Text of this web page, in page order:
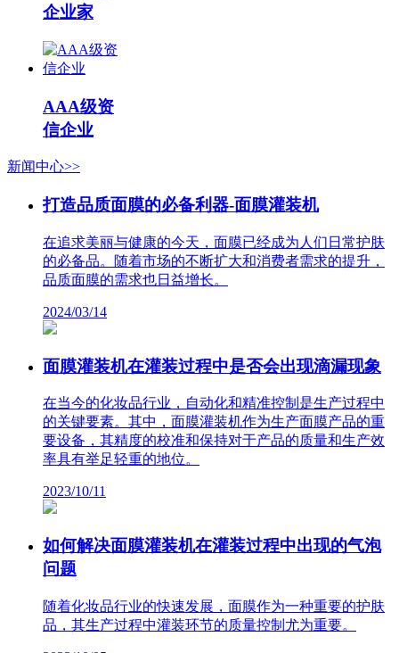
企业家
AAA级资
信企业
新闻中心>>
打造品质面膜的必备利器-面膜灌装机
在追求美丽与健康的今天，面膜已经成为人们日常护肤
的必备品。随着市场的不断扩大和消费者需求的提升，
品质面膜的需求也日益增长。
2024/03/14
面膜灌装机在灌装过程中是否会出现滴漏现象
在当今的化妆品行业，自动化和精准控制是生产过程中
的关键要素。其中，面膜灌装机作为生产面膜产品的重
要设备，其精度的校准和保持对于产品的质量和生产效
率具有举足轻重的地位。
2023/10/11
如何解决面膜灌装机在灌装过程中出现的气泡
问题
随着化妆品行业的快速发展，面膜作为一种重要的护肤
品，其生产过程中灌装环节的质量控制尤为重要。